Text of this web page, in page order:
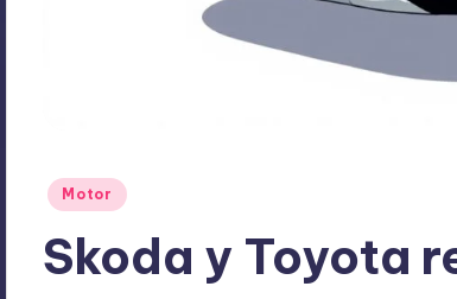
Publicado
Motor
Skoda y Toyota